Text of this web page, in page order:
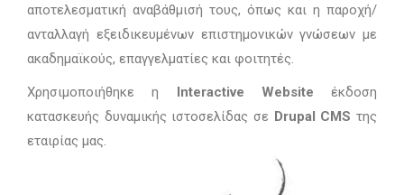
αποτελεσματική αναβάθμισή τους, όπως και η παροχή/
ανταλλαγή εξειδικευμένων επιστημονικών γνώσεων με
ακαδημαϊκούς, επαγγελματίες και φοιτητές.
Χρησιμοποιήθηκε η Interactive Website έκδοση
κατασκευής δυναμικής ιστοσελίδας σε Drupal CMS της
εταιρίας μας.